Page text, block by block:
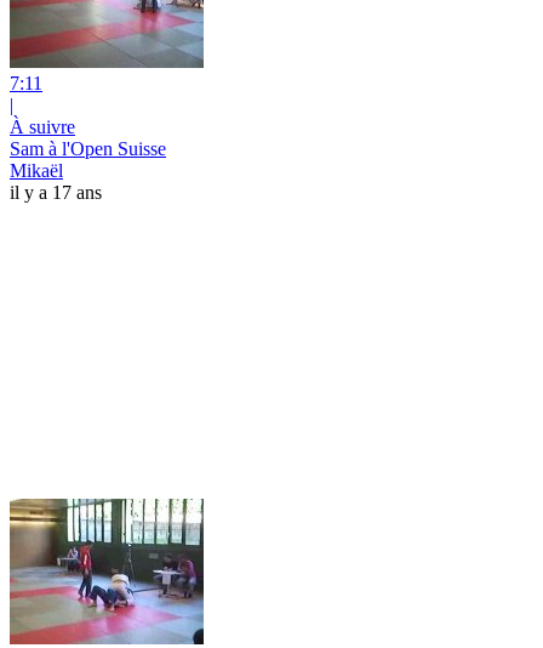
7:11
|
À suivre
Sam à l'Open Suisse
Mikaël
il y a 17 ans